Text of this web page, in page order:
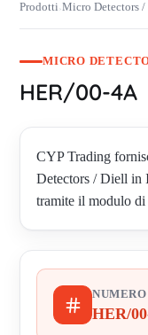
Prodotti›Micro Detectors
MICRO
HER/00-4A
CYP Trading
Detectors / Diell in
tramite il modulo di
HER/